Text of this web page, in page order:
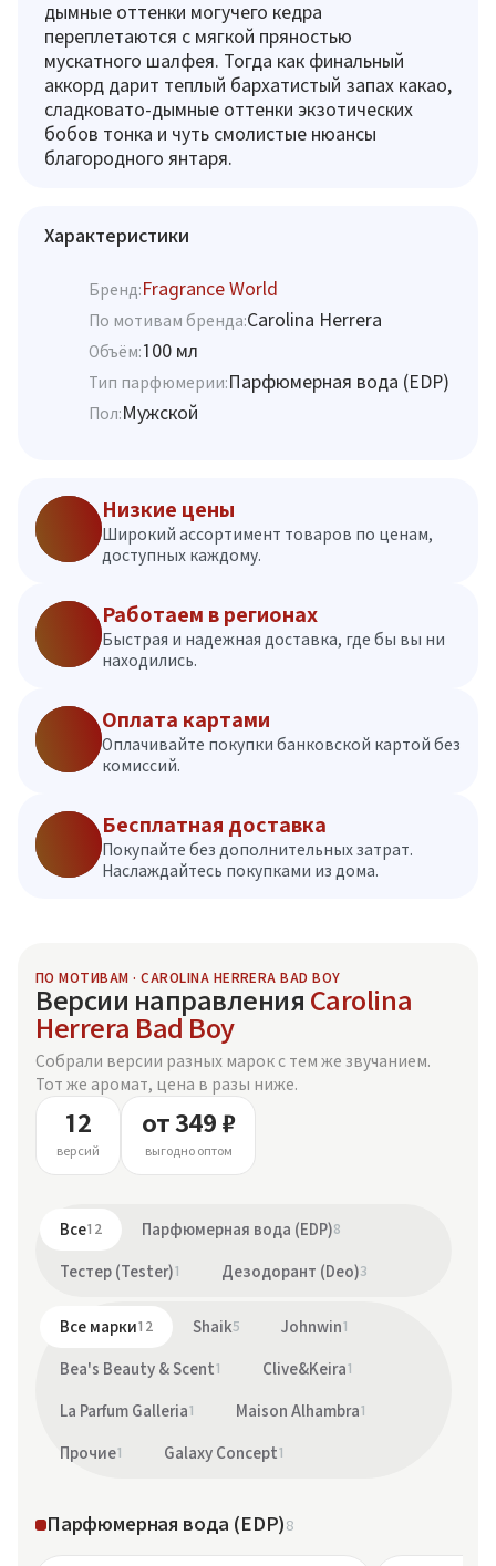
дымные оттенки могучего кедра
переплетаются с мягкой пряностью
мускатного шалфея. Тогда как финальный
аккорд дарит теплый бархатистый запах какао,
сладковато-дымные оттенки экзотических
бобов тонка и чуть смолистые нюансы
благородного янтаря.
Характеристики
Бренд:Fragrance World
По мотивам бренда:Carolina Herrera
Объём:100 мл
Тип парфюмерии:Парфюмерная вода (EDP)
Пол:Мужской
Низкие цены
Широкий ассортимент товаров по ценам,
доступных каждому.
Работаем в регионах
Быстрая и надежная доставка, где бы вы ни
находились.
Оплата картами
Оплачивайте покупки банковской картой без
комиссий.
Бесплатная доставка
Покупайте без дополнительных затрат.
Наслаждайтесь покупками из дома.
ПО МОТИВАМ · CAROLINA HERRERA BAD BOY
Версии направления Carolina
Herrera Bad Boy
Собрали версии разных марок с тем же звучанием.
Тот же аромат, цена в разы ниже.
12
версий
от 349 ₽
выгодно оптом
Все12 Парфюмерная вода (EDP)8
Тестер (Tester)1 Дезодорант (Deo)3
Все марки12 Shaik5 Johnwin1
Bea's Beauty & Scent1 Clive&Keira1
La Parfum Galleria1 Maison Alhambra1
Прочие1 Galaxy Concept1
Парфюмерная вода (EDP)8